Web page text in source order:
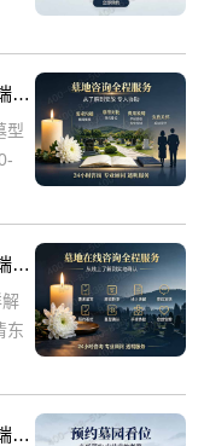
清东陵万佛园景观艺术墓碑完整报价 高端墓型大额直降活动详解
型
清东陵万佛园皇家园林墓碑分层定价 中端墓位限时大额让利详解及优惠福利
东
作
清东陵万佛园景观艺术墓碑完整报价 高端墓型大额直降活动详解